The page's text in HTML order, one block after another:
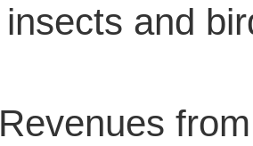
insects and
Revenues